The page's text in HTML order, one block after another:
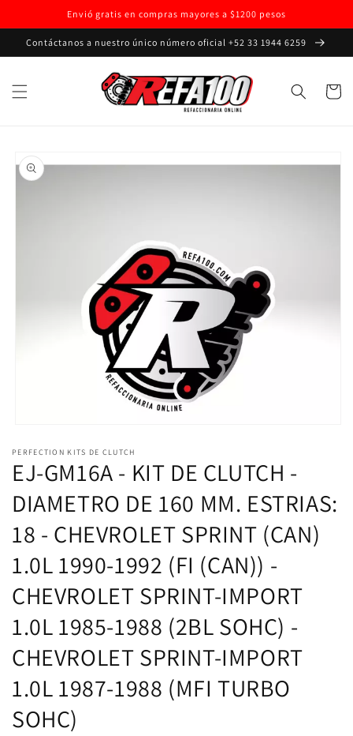
directamente
al contenido
Envió gratis en compras mayores a $1200 pesos
Contáctanos a nuestro único número oficial +52 33 1944 6259
Carrito
a la
información
multimedia
1
en
ventana
modal
PERFECTION KITS DE CLUTCH
EJ-GM16A - KIT DE CLUTCH -
DIAMETRO DE 160 MM. ESTRIAS:
18 - CHEVROLET SPRINT (CAN)
1.0L 1990-1992 (FI (CAN)) -
CHEVROLET SPRINT-IMPORT
1.0L 1985-1988 (2BL SOHC) -
CHEVROLET SPRINT-IMPORT
1.0L 1987-1988 (MFI TURBO
SOHC)